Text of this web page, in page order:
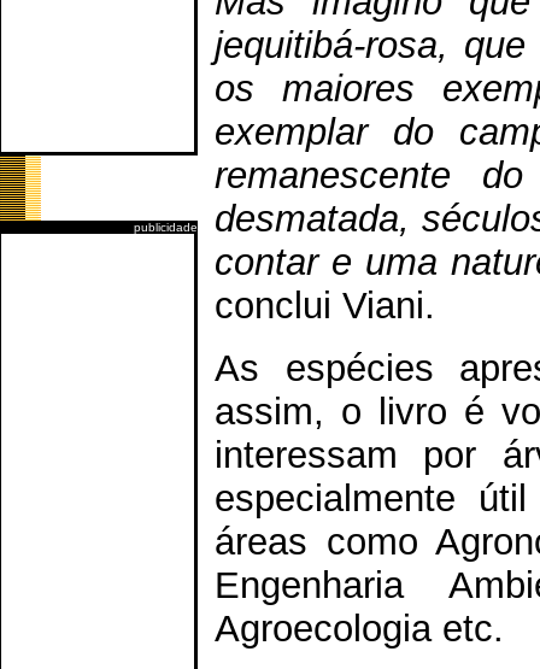
publicidade
jequitibá-rosa,
os maiores
exemplar do
remanescente
desmatada,
contar e uma
conclui Viani.
As espécies
assim, o livro é
interessam por
especialmente
áreas como
Engenharia
Agroecologia etc.